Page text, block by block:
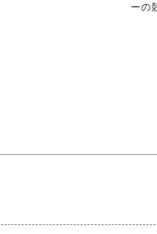
ーの